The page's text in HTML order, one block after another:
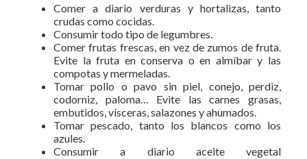
Comer a diario verduras y hortalizas, tanto
crudas como cocidas.
Consumir todo tipo de legumbres.
Comer frutas frescas, en vez de zumos de fruta.
Evite la fruta en conserva o en almíbar y las
compotas y mermeladas.
Tomar pollo o pavo sin piel, conejo, perdiz,
codorniz, paloma… Evite las carnes grasas,
embutidos, vísceras, salazones y ahumados.
Tomar pescado, tanto los blancos como los
azules.
Consumir a diario aceite vegetal